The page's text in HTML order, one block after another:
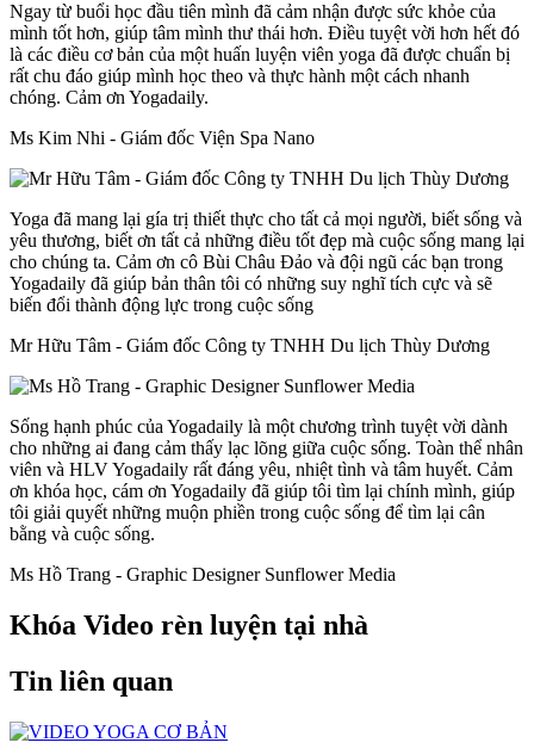
Ngay từ buổi học đầu tiên mình đã cảm nhận được sức khỏe của
mình tốt hơn, giúp tâm mình thư thái hơn. Điều tuyệt vời hơn hết đó
là các điều cơ bản của một huấn luyện viên yoga đã được chuẩn bị
rất chu đáo giúp mình học theo và thực hành một cách nhanh
chóng. Cảm ơn Yogadaily.
Ms Kim Nhi - Giám đốc Viện Spa Nano
Yoga đã mang lại gía trị thiết thực cho tất cả mọi người, biết sống và
yêu thương, biết ơn tất cả những điều tốt đẹp mà cuộc sống mang lại
cho chúng ta. Cảm ơn cô Bùi Châu Đảo và đội ngũ các bạn trong
Yogadaily đã giúp bản thân tôi có những suy nghĩ tích cực và sẽ
biến đổi thành động lực trong cuộc sống
Mr Hữu Tâm - Giám đốc Công ty TNHH Du lịch Thùy Dương
Sống hạnh phúc của Yogadaily là một chương trình tuyệt vời dành
cho những ai đang cảm thấy lạc lõng giữa cuộc sống. Toàn thể nhân
viên và HLV Yogadaily rất đáng yêu, nhiệt tình và tâm huyết. Cảm
ơn khóa học, cám ơn Yogadaily đã giúp tôi tìm lại chính mình, giúp
tôi giải quyết những muộn phiền trong cuộc sống để tìm lại cân
bằng và cuộc sống.
Ms Hồ Trang - Graphic Designer Sunflower Media
Khóa Video rèn luyện tại nhà
Tin liên quan